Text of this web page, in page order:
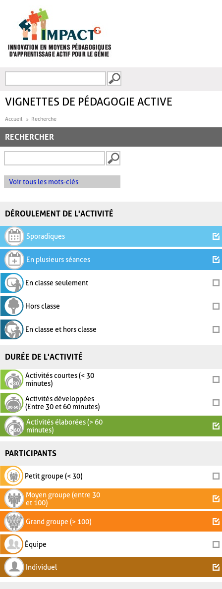
FORMULAIRE DE
VIGNETTES DE PÉDAGOGIE ACTIVE
Accueil Recherche
RECHERCHER
Voir tous les mots-clés
DÉROULEMENT DE L'ACTIVITÉ
Sporadiques
En plusieurs séances
En classe seulement
Hors classe
En classe et hors classe
DURÉE DE L'ACTIVITÉ
Activités courtes (< 30
minutes)
Activités développées
(Entre 30 et 60 minutes)
Activités élaborées (> 60
minutes)
PARTICIPANTS
Petit groupe (< 30)
Moyen groupe (entre 30
et 100)
Grand groupe (> 100)
Équipe
Individuel